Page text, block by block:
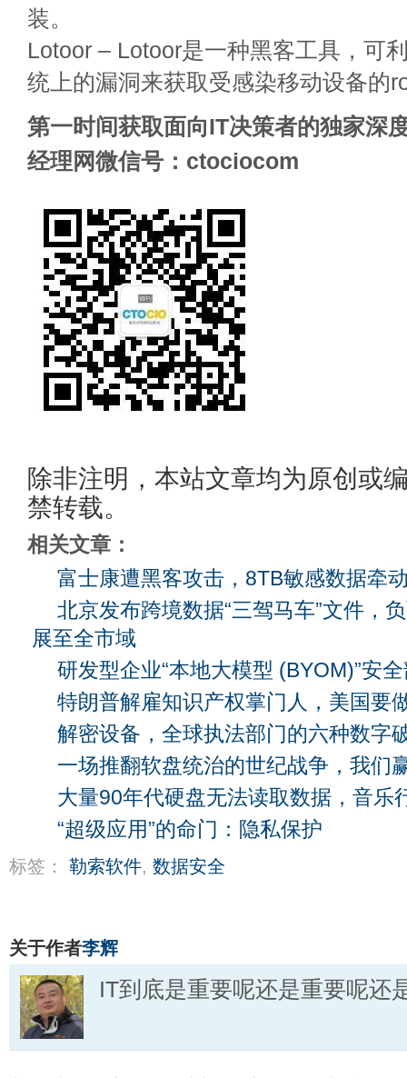
装。
Lotoor – Lotoor是一种黑客工具，可
统上的漏洞来获取受感染移动设备的
第一时间获取面向IT决策者的独家深
经理网微信号：ctociocom
除非注明，本站文章均为原创或
禁转载。
相关文章：
富士康遭黑客攻击，8TB敏感数据牵
北京发布跨境数据“三驾马车”文件，
展至全市域
研发型企业“本地大模型 (BYOM)”安
特朗普解雇知识产权掌门人，美国要
解密设备，全球执法部门的六种数字
一场推翻软盘统治的世纪战争，我们
大量90年代硬盘无法读取数据，音乐
“超级应用”的命门：隐私保护
标签： 勒索软件, 数据安全
关于作者李辉
IT到底是重要呢还是重要呢还